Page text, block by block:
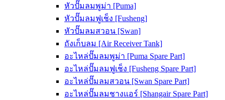
หัวปั๊มลมพูม่า [Puma]
หัวปั๊มลมฟูเช็ง [Fusheng]
หัวปั๊มลมสวอน [Swan]
ถังเก็บลม [Air Receiver Tank]
อะไหล่ปั๊มลมพูม่า [Puma Spare Part]
อะไหล่ปั๊มลมฟูเช็ง [Fusheng Spare Part]
อะไหล่ปั๊มลมสวอน [Swan Spare Part]
อะไหล่ปั๊มลมชางแอร์ [Shangair Spare Part]